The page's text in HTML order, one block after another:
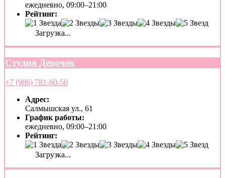
ежедневно, 09:00–21:00
Рейтинг:
Загрузка...
Студия Девочек
+7 (986) 781-60-50
Адрес:
Салмышская ул., 61
График работы:
ежедневно, 09:00–21:00
Рейтинг:
Загрузка...